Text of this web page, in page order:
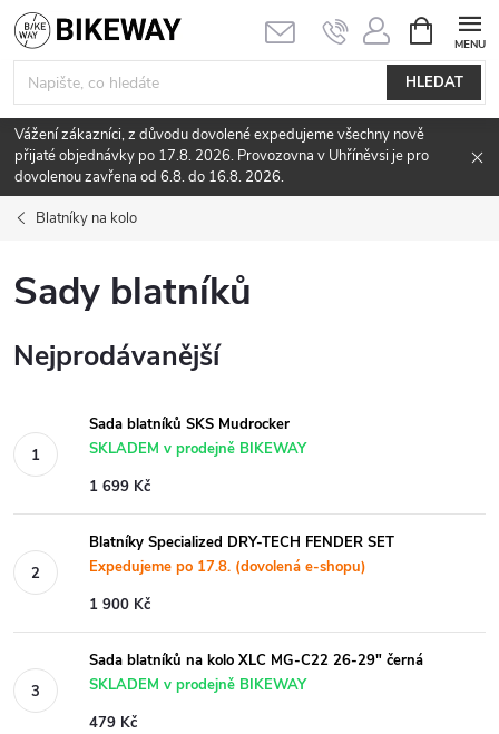
Přejít
na
obsah
HLEDAT
NÁKUPNÍ
KOŠÍK
Vážení zákazníci, z důvodu dovolené expedujeme všechny nově
přijaté objednávky po 17.8. 2026. Provozovna v Uhříněvsi je pro
dovolenou zavřena od 6.8. do 16.8. 2026.
Blatníky na kolo
Sady blatníků
Nejprodávanější
Sada blatníků SKS Mudrocker
SKLADEM v prodejně BIKEWAY
1 699 Kč
Blatníky Specialized DRY-TECH FENDER SET
Expedujeme po 17.8. (dovolená e-shopu)
1 900 Kč
Sada blatníků na kolo XLC MG-C22 26-29" černá
SKLADEM v prodejně BIKEWAY
479 Kč